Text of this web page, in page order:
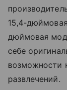
15,4-
дюймовая
себе
возможности
развлечений.